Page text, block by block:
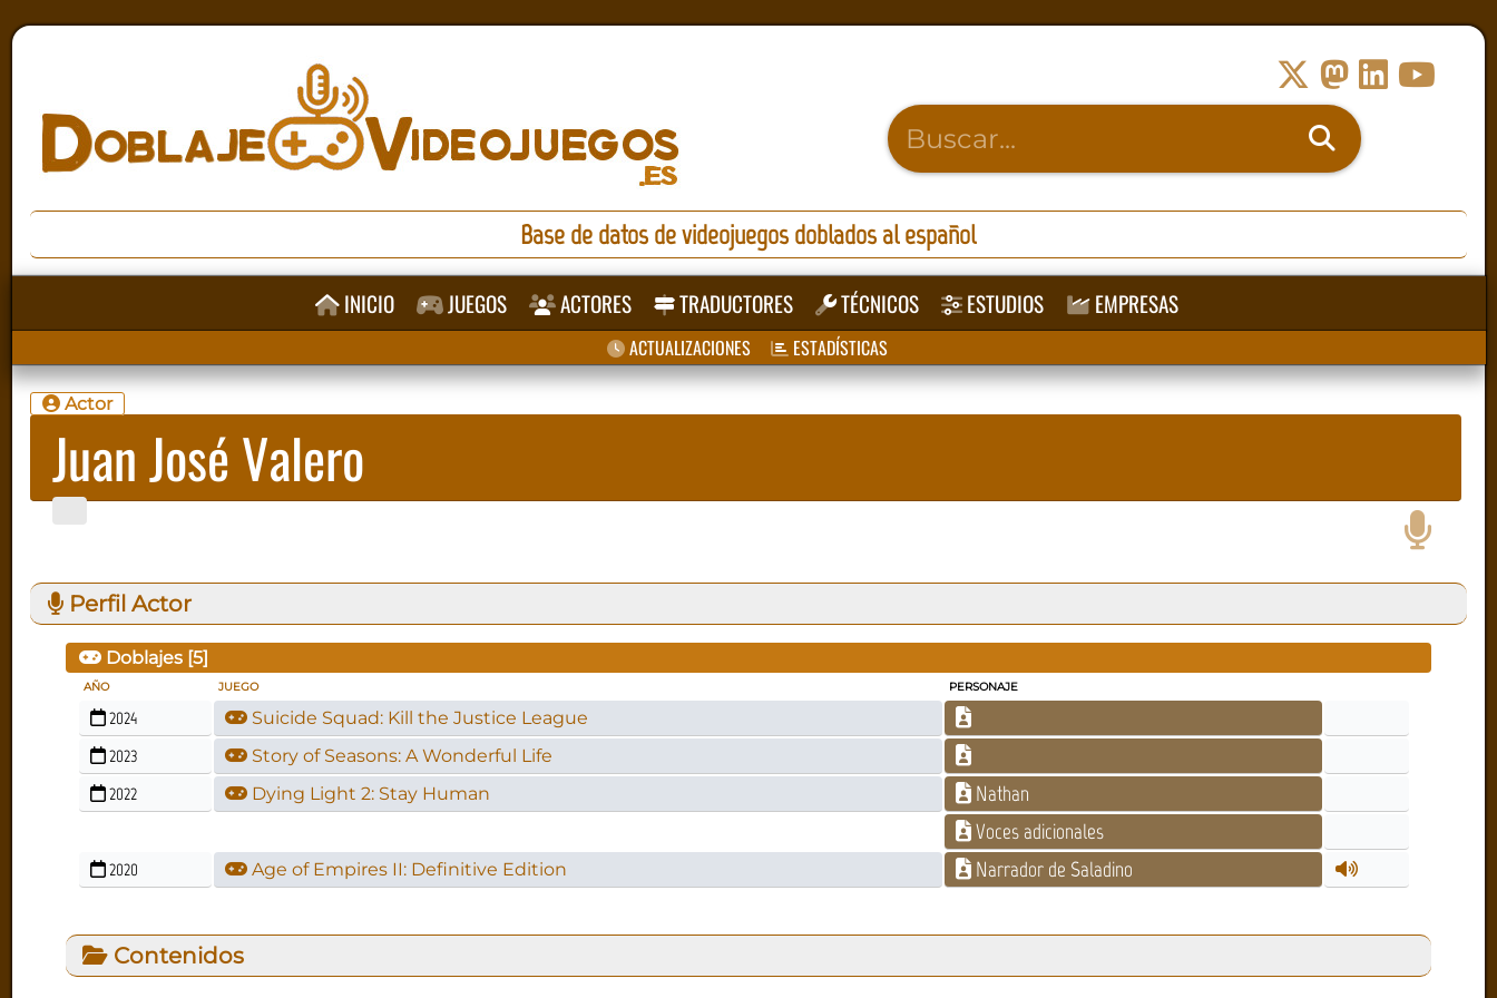
Base de datos de videojuegos doblados al español
INICIO JUEGOS ACTORES TRADUCTORES TÉCNICOS ESTUDIOS EMPRESAS
ACTUALIZACIONES ESTADÍSTICAS
Actor
Juan José Valero
Perfil Actor
Doblajes [5]
AÑO JUEGO PERSONAJE
2024
Suicide Squad: Kill the Justice League
2023
Story of Seasons: A Wonderful Life
2022
Dying Light 2: Stay Human
Nathan
Voces adicionales
2020 Age of Empires II: Definitive Edition Narrador de Saladino
Contenidos